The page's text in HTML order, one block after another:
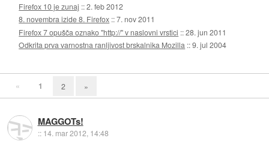
Firefox 10 je zunaj ::2. feb 2012
8. novembra izide 8. Firefox ::7. nov 2011
Firefox 7 opušča oznako "http://" v naslovni vrstici ::28. jun 2011
Odkrita prva varnostna ranljivost brskalnika Mozilla ::9. jul 2004
« 1 2 »
MAGGOTs!
:: 14. mar 2012, 14:48